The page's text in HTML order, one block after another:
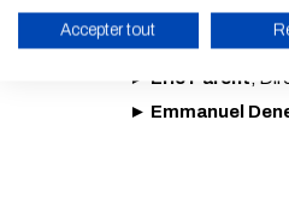
►Gilles Crague,
►Thierry
► Eric Parent,
► Emmanuel
Accepter tout